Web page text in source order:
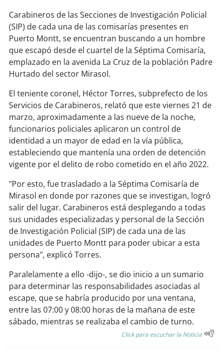
soyantofagasta
soy copiapó
soyvalparaíso
soyquillota
soy sanantonio
soychillán
soy sancarlos
soytalcahuano
soyconcepción
soycoronel
soyarauco
soytemuco
soyvaldivia
Carabineros de las Secciones de Investigación Policial
(SIP) de cada una de las comisarías presentes en
Puerto Montt, se encuentran buscando a un hombre
que escapó desde el cuartel de la Séptima Comisaría,
emplazado en la avenida La Cruz de la población Padre
Hurtado del sector Mirasol.
El teniente coronel, Héctor Torres, subprefecto de los
Servicios de Carabineros, relató que este viernes 21 de
marzo, aproximadamente a las nueve de la noche,
funcionarios policiales aplicaron un control de
identidad a un mayor de edad en la vía pública,
estableciendo que mantenía una orden de detención
vigente por el delito de robo cometido en el año 2022.
"Por esto, fue trasladado a la Séptima Comisaría de
Mirasol en donde por razones que se investigan, logró
salir del lugar. Carabineros está desplegando a todas
sus unidades especializadas y personal de la Sección
de Investigación Policial (SIP) de cada una de las
unidades de Puerto Montt para poder ubicar a esta
persona", explicó Torres.
Paralelamente a ello -dijo-, se dio inicio a un sumario
para determinar las responsabilidades asociadas al
escape, que se habría producido por una ventana,
entre las 07:00 y 08:00 horas de la mañana de este
sábado, mientras se realizaba el cambio de turno.
Click para escuchar la Noticia